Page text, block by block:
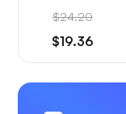
$24.20
$19.36